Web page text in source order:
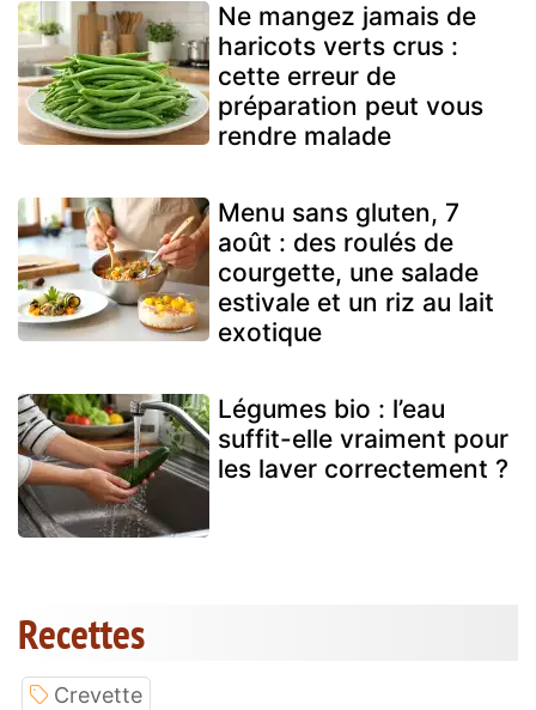
Ne mangez jamais de
haricots verts crus :
cette erreur de
préparation peut vous
rendre malade
Menu sans gluten, 7
août : des roulés de
courgette, une salade
estivale et un riz au lait
exotique
Légumes bio : l’eau
suffit-elle vraiment pour
les laver correctement ?
Recettes
Crevette